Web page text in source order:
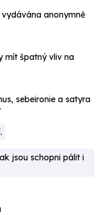
anonymně
mít špatný vliv na
sebeironie a satyra
jsou schopni pálit i